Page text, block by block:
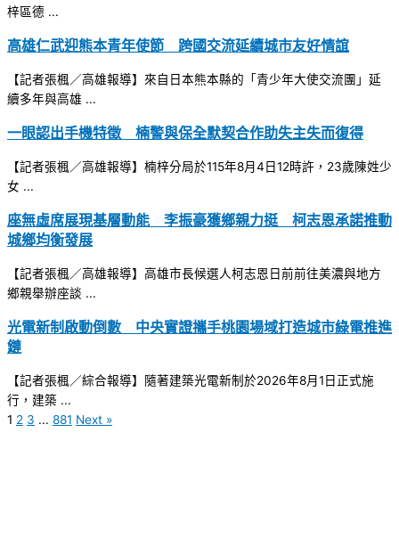
梓區德 ...
高雄仁武迎熊本青年使節 跨國交流延續城市友好情誼
【記者張楓／高雄報導】來自日本熊本縣的「青少年大使交流團」延
續多年與高雄 ...
一眼認出手機特徵 楠警與保全默契合作助失主失而復得
【記者張楓／高雄報導】楠梓分局於115年8月4日12時許，23歲陳姓少
女 ...
座無虛席展現基層動能 李振豪獲鄉親力挺 柯志恩承諾推動
城鄉均衡發展
【記者張楓／高雄報導】高雄市長候選人柯志恩日前前往美濃與地方
鄉親舉辦座談 ...
光電新制啟動倒數 中央實證攜手桃園場域打造城市綠電推進
鏈
【記者張楓／綜合報導】隨著建築光電新制於2026年8月1日正式施
行，建築 ...
1 2 3 ... 881 Next »